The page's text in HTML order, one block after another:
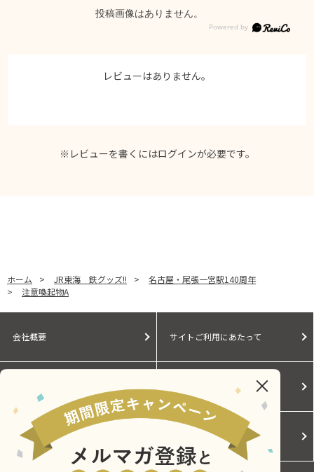
投稿画像はありません。
レビューはありません。
※レビューを書くにはログインが必要です。
ホーム > JR東海 鉄グッズ!! >
名古屋・尾張一宮駅140周年
>
注意喚起物A
会社概要 サイトご利用にあたって
Cookieポリシー ご利用規約